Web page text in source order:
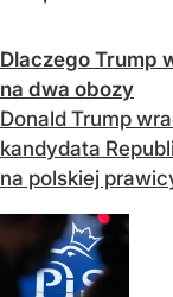
Dlaczego Trump
na dwa obozy
Donald Trump
kandydata
na polskiej